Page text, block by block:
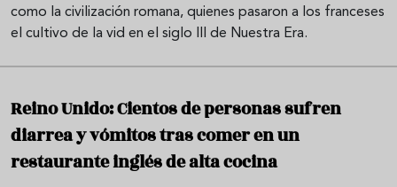
como la civilización romana, quienes pasaron a los franceses
el cultivo de la vid en el siglo III de Nuestra Era.
Reino Unido: Cientos de personas sufren
diarrea y vómitos tras comer en un
restaurante inglés de alta cocina